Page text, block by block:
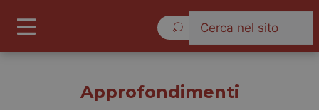
Approfondimenti